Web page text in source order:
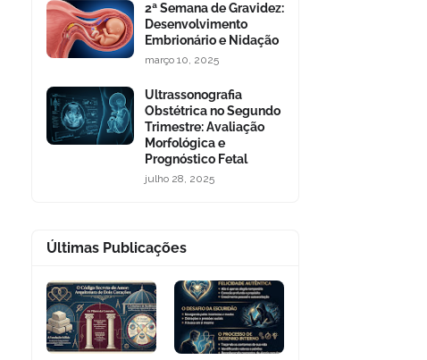
2ª Semana de Gravidez:
Desenvolvimento
Embrionário e Nidação
março 10, 2025
Ultrassonografia
Obstétrica no Segundo
Trimestre: Avaliação
Morfológica e
Prognóstico Fetal
julho 28, 2025
Últimas Publicações